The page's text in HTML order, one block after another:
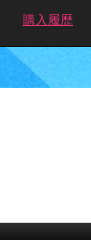
購入履歴